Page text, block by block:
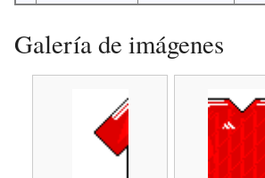
Galería de imágenes